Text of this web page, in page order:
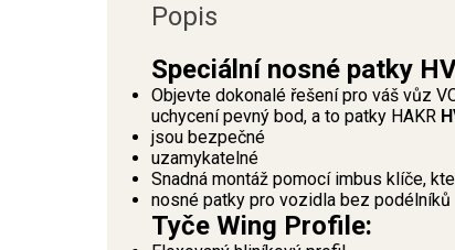
Popis
Speciální nosné patky
Objevte dokonalé řešení pro váš vůz
uchycení pevný bod, a to patky HAKR
jsou bezpečné
uzamykatelné
Snadná montáž pomocí imbus klíče,
nosné patky pro vozidla bez podélníků
Tyče Wing Profile: